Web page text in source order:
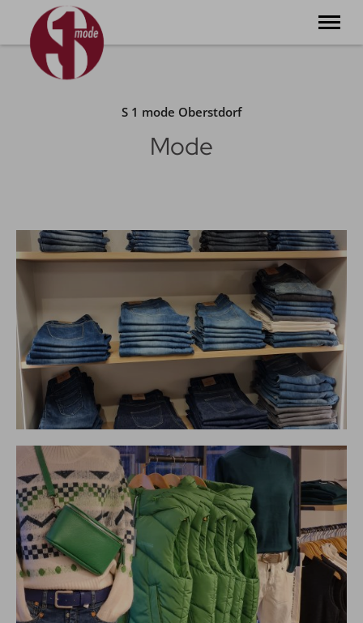
klein. fein. lässig. Unser Laden in der Schrofengasse 1 in
S 1 kontakt
Tel.
S 1 mode Oberstdorf
Mode